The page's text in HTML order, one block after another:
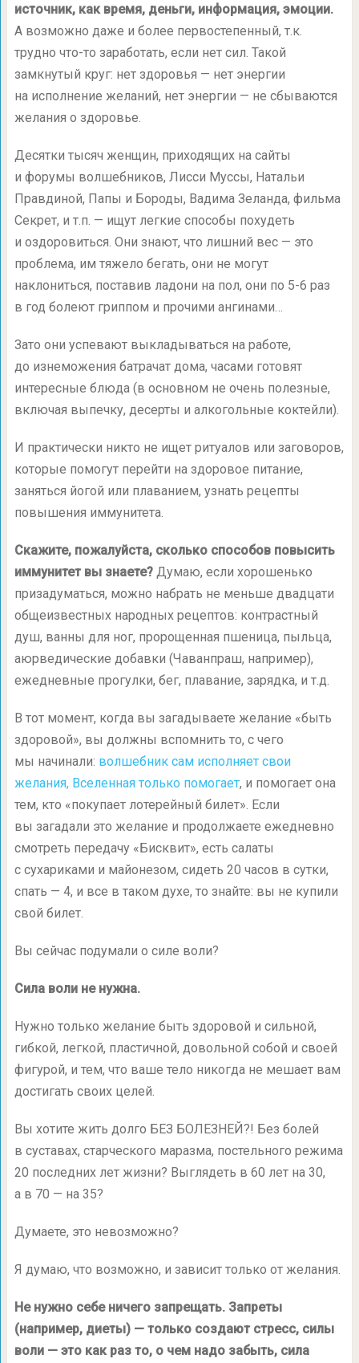
источник, как время, деньги, информация, эмоции.
А возможно даже и более первостепенный, т.к.
трудно что-то заработать, если нет сил. Такой
замкнутый круг: нет здоровья — нет энергии
на исполнение желаний, нет энергии — не сбываются
желания о здоровье.
Десятки тысяч женщин, приходящих на сайты
и форумы волшебников, Лисси Муссы, Натальи
Правдиной, Папы и Бороды, Вадима Зеланда, фильма
Секрет, и т.п. — ищут легкие способы похудеть
и оздоровиться. Они знают, что лишний вес — это
проблема, им тяжело бегать, они не могут
наклониться, поставив ладони на пол, они по 5-6 раз
в год болеют гриппом и прочими ангинами…
Зато они успевают выкладываться на работе,
до изнеможения батрачат дома, часами готовят
интересные блюда (в основном не очень полезные,
включая выпечку, десерты и алкогольные коктейли).
И практически никто не ищет ритуалов или заговоров,
которые помогут перейти на здоровое питание,
заняться йогой или плаванием, узнать рецепты
повышения иммунитета.
Скажите, пожалуйста, сколько способов повысить
иммунитет вы знаете?Думаю, если хорошенько
призадуматься, можно набрать не меньше двадцати
общеизвестных народных рецептов: контрастный
душ, ванны для ног, пророщенная пшеница, пыльца,
аюрведические добавки (Чаванпраш, например),
ежедневные прогулки, бег, плавание, зарядка, и т.д.
В тот момент, когда вы загадываете желание «быть
здоровой», вы должны вспомнить то, с чего
мы начинали: волшебник сам исполняет свои
желания, Вселенная только помогает, и помогает она
тем, кто «покупает лотерейный билет». Если
вы загадали это желание и продолжаете ежедневно
смотреть передачу «Бисквит», есть салаты
с сухариками и майонезом, сидеть 20 часов в сутки,
спать — 4, и все в таком духе, то знайте: вы не купили
свой билет.
Вы сейчас подумали о силе воли?
Сила воли не нужна.
Нужно только желание быть здоровой и сильной,
гибкой, легкой, пластичной, довольной собой и своей
фигурой, и тем, что ваше тело никогда не мешает вам
достигать своих целей.
Вы хотите жить долго БЕЗ БОЛЕЗНЕЙ?! Без болей
в суставах, старческого маразма, постельного режима
20 последних лет жизни? Выглядеть в 60 лет на 30,
а в 70 — на 35?
Думаете, это невозможно?
Я думаю, что возможно, и зависит только от желания.
Не нужно себе ничего запрещать. Запреты
(например, диеты) — только создают стресс, силы
воли — это как раз то, о чем надо забыть, сила